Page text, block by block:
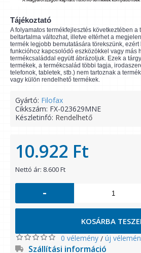
Tájékoztató
A folyamatos termékfejlesztés következtében a
beltartalma változhat, illetve eltérhet a
termék legjobb bemutatására törekszünk,
funkcióhoz kapcsolódó eszközökkel vagy más
termékcsaláddal együtt ábrázoljuk. Ezek a
termékek, a termékcsalád többi tagja,
telefonok, tabletek, stb.) nem tartoznak a
vagy külön rendelhető termékek.
Gyártó: Filofax
Cikkszám: FX-023629MNE
Készletinfó: Rendelhető
10.922 Ft
Nettó ár: 8.600 Ft
-
KOSÁRBA
0 vélemény / új
Szállítási információ